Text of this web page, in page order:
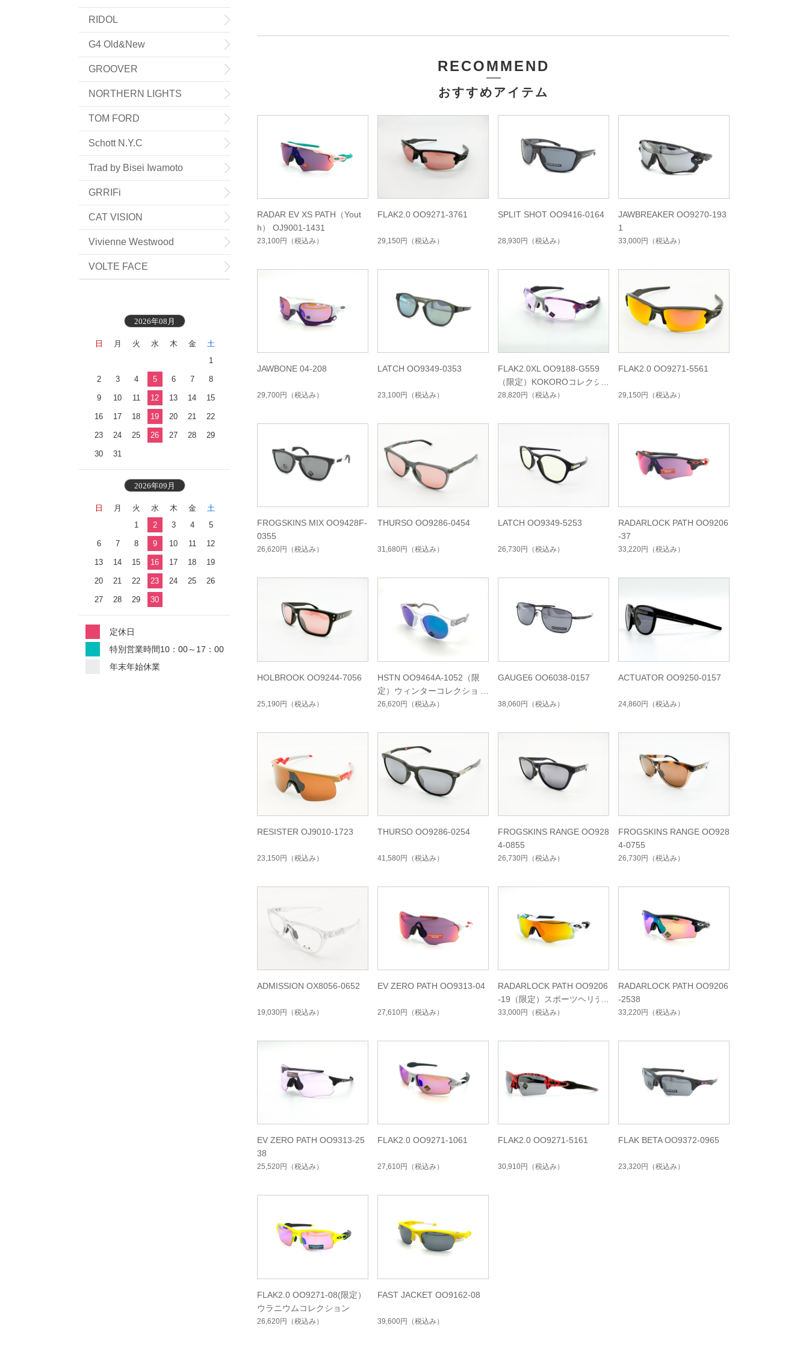
RECOMMEND
おすすめアイテム
RADAR EV XS PATH（Yout
h） OJ9001-1431
23,100円 （税込み）
FLAK2.0 OO9271-3761
29,150円 （税込み）
SPLIT SHOT OO9416-0164
28,930円 （税込み）
JAWBREAKER OO9270-193
1
33,000円 （税込み）
JAWBONE 04-208
29,700円 （税込み）
LATCH OO9349-0353
23,100円 （税込み）
FLAK2.0XL OO9188-G559
（限定）KOKOROコレクシ
ョン
28,820円 （税込み）
FLAK2.0 OO9271-5561
29,150円 （税込み）
FROGSKINS MIX OO9428F-
0355
26,620円 （税込み）
THURSO OO9286-0454
31,680円 （税込み）
LATCH OO9349-5253
26,730円 （税込み）
RADARLOCK PATH OO9206
-37
33,220円 （税込み）
HOLBROOK OO9244-7056
25,190円 （税込み）
HSTN OO9464A-1052（限
定）ウィンターコレクション
26,620円 （税込み）
GAUGE6 OO6038-0157
38,060円 （税込み）
ACTUATOR OO9250-0157
24,860円 （税込み）
RESISTER OJ9010-1723
23,150円 （税込み）
THURSO OO9286-0254
41,580円 （税込み）
FROGSKINS RANGE OO928
4-0855
26,730円 （税込み）
FROGSKINS RANGE OO928
4-0755
26,730円 （税込み）
ADMISSION OX8056-0652
19,030円 （税込み）
EV ZERO PATH OO9313-04
27,610円 （税込み）
RADARLOCK PATH OO9206
-19（限定）スポーツヘリテ
イジコレクション
33,000円 （税込み）
RADARLOCK PATH OO9206
-2538
33,220円 （税込み）
EV ZERO PATH OO9313-25
38
25,520円 （税込み）
FLAK2.0 OO9271-1061
27,610円 （税込み）
FLAK2.0 OO9271-5161
30,910円 （税込み）
FLAK BETA OO9372-0965
23,320円 （税込み）
FLAK2.0 OO9271-08(限定）
ウラニウムコレクション
26,620円 （税込み）
FAST JACKET OO9162-08
39,600円 （税込み）
RIDOL
G4 Old&New
GROOVER
NORTHERN LIGHTS
TOM FORD
Schott N.Y.C
Trad by Bisei Iwamoto
GRRIFi
CAT VISION
Vivienne Westwood
VOLTE FACE
2026年08月
日 月 火 水 木 金
土
1
2 3 4 5 6 7 8
9 10 11 12 13 14 15
16 17 18 19 20 21 22
23 24 25 26 27 28 29
30 31
2026年09月
日 月 火 水 木 金
土
1
2 3 4 5
6 7 8 9 10 11 12
13 14 15 16 17 18 19
20 21 22 23 24 25 26
27 28 29 30
定休日
特別営業時間10：00～17：00
年末年始休業